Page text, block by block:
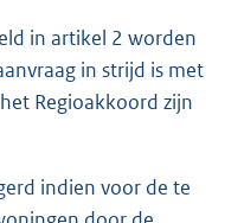
in artikel 2 worden
in strijd is met
Regioakkoord zijn
indien voor de te